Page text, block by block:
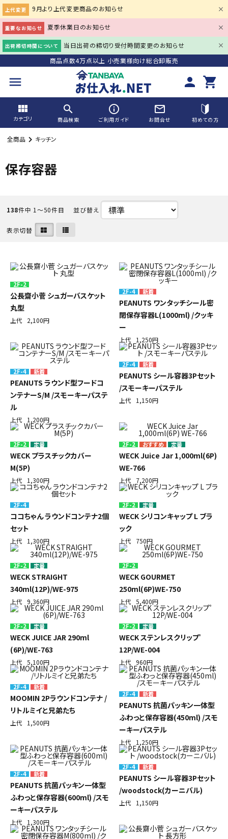
上代変更 9月より上代変更商品のお知らせ
重要なお知らせ 夏季休業日のお知らせ
出荷締切時間について
当日出荷の締切り受付時間変更のお知らせ
商品点数4万点以上 小売業様向け総合卸販売
menu person shopping_cart
view_module
カテゴリ
search
商品検索
info_outline
ご利用ガイド
mail_outline
お問合せ 初めての方
person 会員登録
ご利用ガイド
海外顧客 會員申請?法
プライバシーポリシー
特定商取引法について
お問い合わせ
全商品 キッチン
保存容器
138件中 1〜50件目 並び替え
表示切替
2F-2
公長齋小菅 シュガーバスケット
丸型
上代 2,100円
2F-4
PEANUTS ワンタッチシール密
閉保存容器L(1000ml) /クッキ
ー
上代 1,250円
2F-4
PEANUTS ラウンド型フードコ
ンテナーS/M /スモーキーパステ
ル
上代 1,200円
2F-4
PEANUTS シール容器3Pセット
/スモーキーパステル
上代 1,150円
2F-2 定番
WECK プラスチックカバー
M(5P)
上代 1,300円
2F-2 定番
WECK Juice Jar 1,000ml(6P)
WE-766
上代 7,200円
2F-4
ココちゃん ラウンドコンテナ2個
セット
上代 1,300円
2F-2 定番
WECK シリコンキャップ L ブラ
ック
上代 750円
2F-2 定番
WECK STRAIGHT
340ml(12P)/WE-975
上代 9,360円
2F-2
WECK GOURMET
250ml(6P)WE-750
上代 5,400円
2F-2 定番
WECK JUICE JAR 290ml
(6P)/WE-763
上代 5,100円
2F-2 定番
WECK ステンレスクリップﾟ
12P/WE-004
上代 960円
2F-4
MOOMIN 2Pラウンドコンテナ /
リトルミイと兄弟たち
上代 1,500円
2F-4
PEANUTS 抗菌パッキン一体型
ふわっと保存容器(450ml) /スモ
ーキーパステル
上代 1,250円
2F-4
PEANUTS 抗菌パッキン一体型
ふわっと保存容器(600ml) /スモ
ーキーパステル
上代 1,300円
2F-4
PEANUTS シール容器3Pセット
/woodstock(カーニバル)
上代 1,150円